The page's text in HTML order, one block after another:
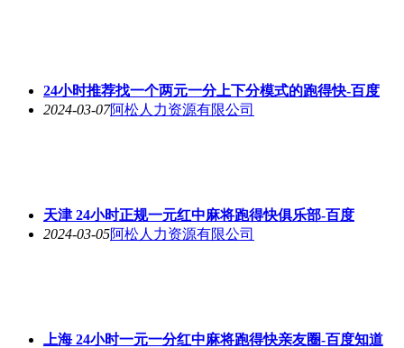
24小时推荐找一个两元一分上下分模式的跑得快-百度
2024-03-07阿松人力资源有限公司
天津 24小时正规一元红中麻将跑得快俱乐部-百度
2024-03-05阿松人力资源有限公司
上海 24小时一元一分红中麻将跑得快亲友圈-百度知道